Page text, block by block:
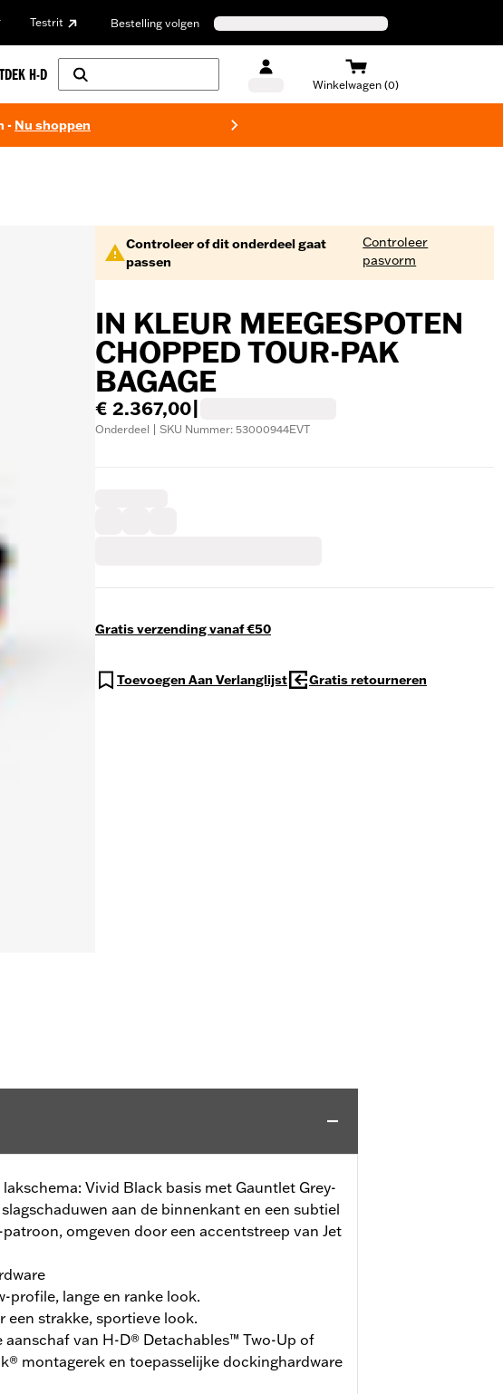
Testrit Bestelling volgen
H-D
Winkelwagen (0)
- Nu shoppen
Controleer of dit onderdeel gaat
passen
Controleer
pasvorm
IN KLEUR MEEGESPOTEN
CHOPPED TOUR-PAK
BAGAGE
€ 2.367,00
Onderdeel | SKU Nummer: 53000944EVT
Gratis verzending vanaf €50
Toevoegen Aan Verlanglijst Gratis retourneren
Vivid Black basis met Gauntlet Grey-
aan de binnenkant en een subtiel
omgeven door een accentstreep van Jet
profile, lange en ranke look.
een strakke, sportieve look.
aanschaf van H-D® Detachables™ Two-Up of
montagerek en toepasselijke dockinghardware